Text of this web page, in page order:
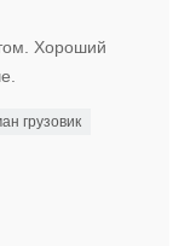
Хороший
грузовик